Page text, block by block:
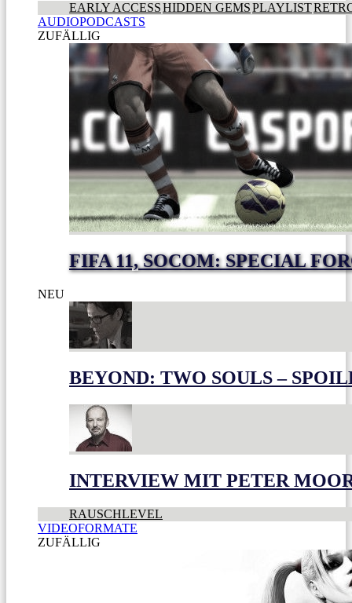
EARLY ACCESSHIDDEN GEMSPLAYLIST
AUDIOPODCASTS
ZUFÄLLIG
FIFA 11, SOCOM: SPECIAL
NEU
BEYOND: TWO SOULS –
INTERVIEW MIT PETER
RAUSCHLEVEL
VIDEOFORMATE
ZUFÄLLIG